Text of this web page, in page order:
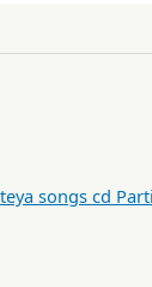
songs cd